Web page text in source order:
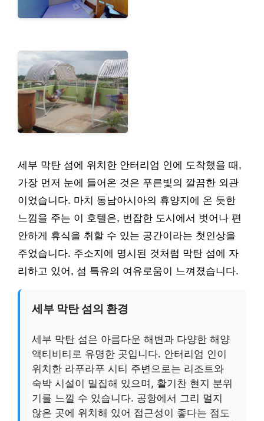
세부 막탄 섬에 위치한 안터리엄 인에 도착했을 때,
가장 먼저 눈에 들어온 것은 푸른빛의 깔끔한 외관
이었습니다. 마치 동남아시아의 휴양지에 온 듯한
느낌을 주는 이 호텔은, 번잡한 도시에서 벗어나 편
안하게 휴식을 취할 수 있는 공간이라는 첫인상을
주었습니다. 주소지에 명시된 것처럼 막탄 섬에 자
리하고 있어, 섬 특유의 여유로움이 느껴졌습니다.
세부 막탄 섬의 환경
세부 막탄 섬은 아름다운 해변과 다양한 해양
액티비티로 유명한 곳입니다. 안터리엄 인이
위치한 라푸라푸 시티 주변으로는 리조트와
숙박 시설이 밀집해 있으며, 활기찬 현지 분위
기를 느낄 수 있습니다. 공항에서 그리 멀지
않은 곳에 위치해 있어 접근성이 좋다는 점도